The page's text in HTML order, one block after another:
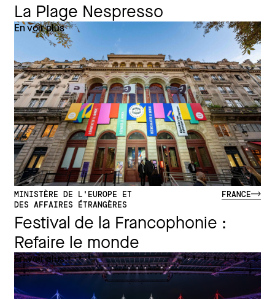
La Plage Nespresso
En voir plus
MINISTÈRE DE L'EUROPE ET
DES AFFAIRES ÉTRANGÈRES
FRANCE
Festival de la Francophonie :
Refaire le monde
En voir plus